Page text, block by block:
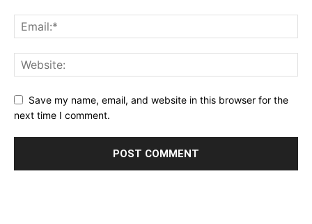
Save my name, email, and website in this browser for the
next time I comment.